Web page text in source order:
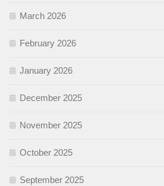
March 2026
February 2026
January 2026
December 2025
November 2025
October 2025
September 2025